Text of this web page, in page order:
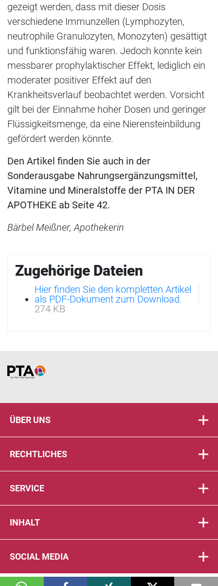
gezeigt werden, dass mit dieser Dosis
verschiedene Immunzellen (Lymphozyten,
neutrophile Granulozyten, Monozyten) gesättigt
und funktionsfähig waren. Jedoch konnte kein
messbarer prophylaktischer Effekt, lediglich ein
moderater positiver Effekt auf den
Krankheitsverlauf beobachtet werden. Vorsicht
gilt bei der Einnahme hoher Dosen und geringer
Flüssigkeitsmenge, da eine Nierensteinbildung
gefördert werden könnte.
Den Artikel finden Sie auch in der
Sonderausgabe Nahrungsergänzungsmittel,
Vitamine und Mineralstoffe der PTA IN DER
APOTHEKE ab Seite 42.
Bärbel Meißner, Apothekerin
Zugehörige Dateien
Hier finden Sie den kompletten Artikel
als PDF-Dokument zum Download.
274 KB
Home
ÜBER UNS
RECHTLICHES
SERVICE
INHALT
SOCIAL MEDIA